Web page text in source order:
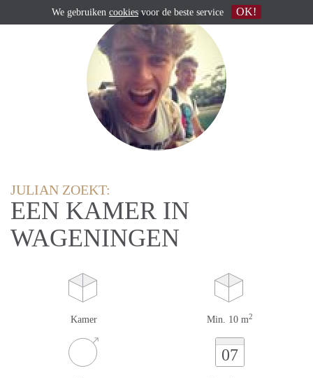
JULIAN ZOEKT:
EEN KAMER IN
WAGENINGEN
Kamer Min. 10 m2
07
We gebruiken cookies voor de beste service OK!